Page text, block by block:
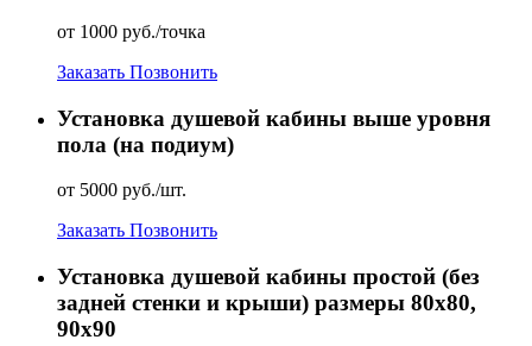
от 1000 руб./точка
Заказать Позвонить
Установка душевой кабины выше уровня
пола (на подиум)
от 5000 руб./шт.
Заказать Позвонить
Установка душевой кабины простой (без
задней стенки и крыши) размеры 80х80,
90х90